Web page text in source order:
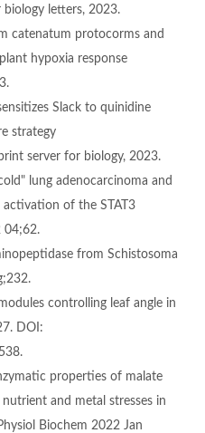
letters, 2023.
catenatum protocorms and
hypoxia response
Slack to quinidine
strategy
server for biology, 2023.
lung adenocarcinoma and
activation of the STAT3
04;62.
from Schistosoma
controlling leaf angle in
DOI:
properties of malate
and metal stresses in
Biochem 2022 Jan